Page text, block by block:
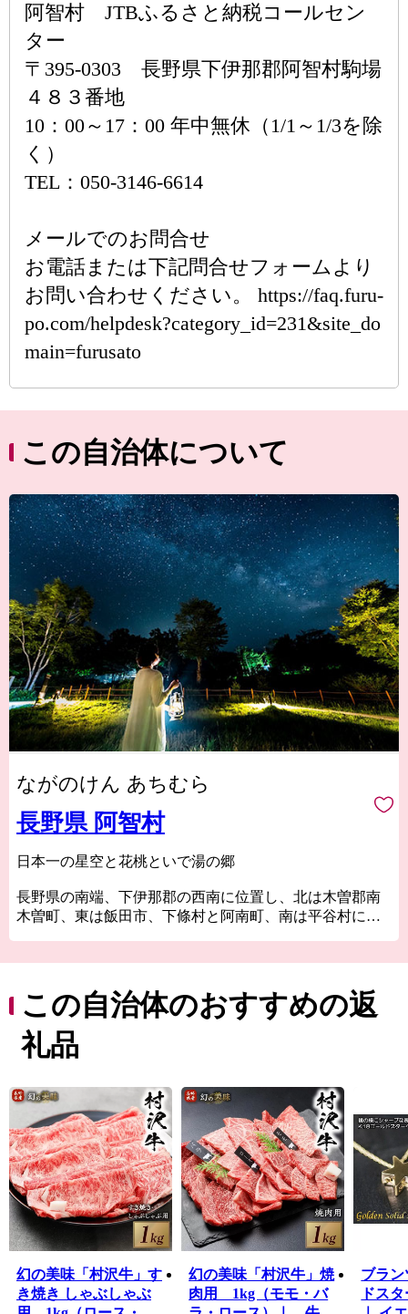
阿智村 JTBふるさと納税コールセン
ター
〒395-0303 長野県下伊那郡阿智村駒場
４８３番地
10：00～17：00 年中無休（1/1～1/3を除
く）
TEL：050-3146-6614
メールでのお問合せ
お電話または下記問合せフォームより
お問い合わせください。 https://faq.furu-
po.com/helpdesk?category_id=231&site_do
main=furusato
この自治体について
ながのけん あちむら
長野県 阿智村
日本一の星空と花桃といで湯の郷
長野県の南端、下伊那郡の西南に位置し、北は木曽郡南
木曽町、東は飯田市、下條村と阿南町、南は平谷村に接
56の集落が点在しています。
恵那山、富士見台高原および大川入山から、深い谷間を
ぬって大小の河川が流れ、阿智川および和知野川となっ
て天竜川に注いでいます。
質な単純硫黄泉として好評を博しています。
県歌「信濃の国」に歌われている「園原の里」、360度の
眺望が楽しめる富士見台高原、ヘブンスそのはら（スキ
ー場、高原リゾート）、治部坂高原、あららぎ高原（散
策、スキー場）など通年を通して観光客でにぎわってい
ます。
この自治体のおすすめの返
礼品
幻の美味「村沢牛」す
き焼き しゃぶしゃぶ
幻の美味「村沢牛」焼
肉用 1kg（モモ・バ
ブランツ 立体
ドス